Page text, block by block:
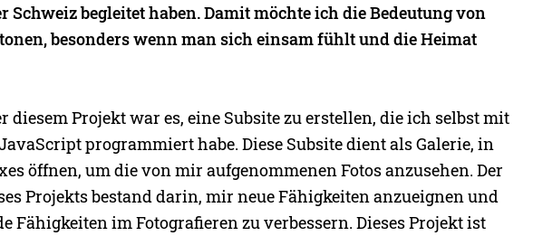
Schweiz begleitet haben. Damit möchte ich die Bedeutung von
besonders wenn man sich einsam fühlt und die Heimat
diesem Projekt war es, eine Subsite zu erstellen, die ich selbst mit
programmiert habe. Diese Subsite dient als Galerie, in
öffnen, um die von mir aufgenommenen Fotos anzusehen. Der
Projekts bestand darin, mir neue Fähigkeiten anzueignen und
Fähigkeiten im Fotografieren zu verbessern. Dieses Projekt ist